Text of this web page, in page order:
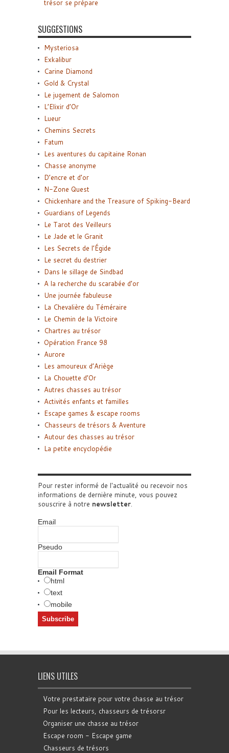
trésor se prépare
SUGGESTIONS
Mysteriosa
Exkalibur
Carine Diamond
Gold & Crystal
Le jugement de Salomon
L’Elixir d’Or
Lueur
Chemins Secrets
Fatum
Les aventures du capitaine Ronan
Chasse anonyme
D’encre et d’or
N-Zone Quest
Chickenhare and the Treasure of Spiking-Beard
Guardians of Legends
Le Tarot des Veilleurs
Le Jade et le Granit
Les Secrets de l’Égide
Le secret du destrier
Dans le sillage de Sindbad
A la recherche du scarabée d’or
Une journée fabuleuse
La Chevalière du Téméraire
Le Chemin de la Victoire
Chartres au trésor
Opération France 98
Aurore
Les amoureux d’Ariège
La Chouette d’Or
Autres chasses au trésor
Activités enfants et familles
Escape games & escape rooms
Chasseurs de trésors & Aventure
Autour des chasses au trésor
La petite encyclopédie
Pour rester informé de l'actualité ou recevoir nos
informations de dernière minute, vous pouvez
souscrire à notre newsletter
Email
Pseudo
Email Format
html
text
mobile
LIENS UTILES
Votre prestataire pour votre chasse au trésor
Pour les lecteurs, chasseurs de trésorsr
Organiser une chasse au trésor
Escape room - Escape game
Chasseurs de trésors